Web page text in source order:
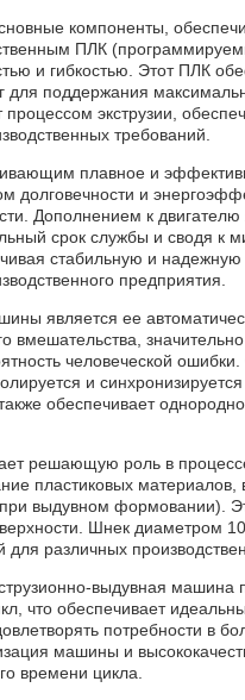
компоненты,
ПЛК
и гибкостью. Этот ПЛК
поддержания
экструзии,
требований.
плавное и
долговечности и
Дополнением к
срок службы и сводя к
стабильную и надежную
предприятия.
является ее
вмешательства,
человеческой
и
обеспечивает
решающую роль в
пластиковых материалов,
выдувном формовании).
Шнек диаметром
различных
выдувная машина
что обеспечивает
потребности в
машины и
времени цикла.